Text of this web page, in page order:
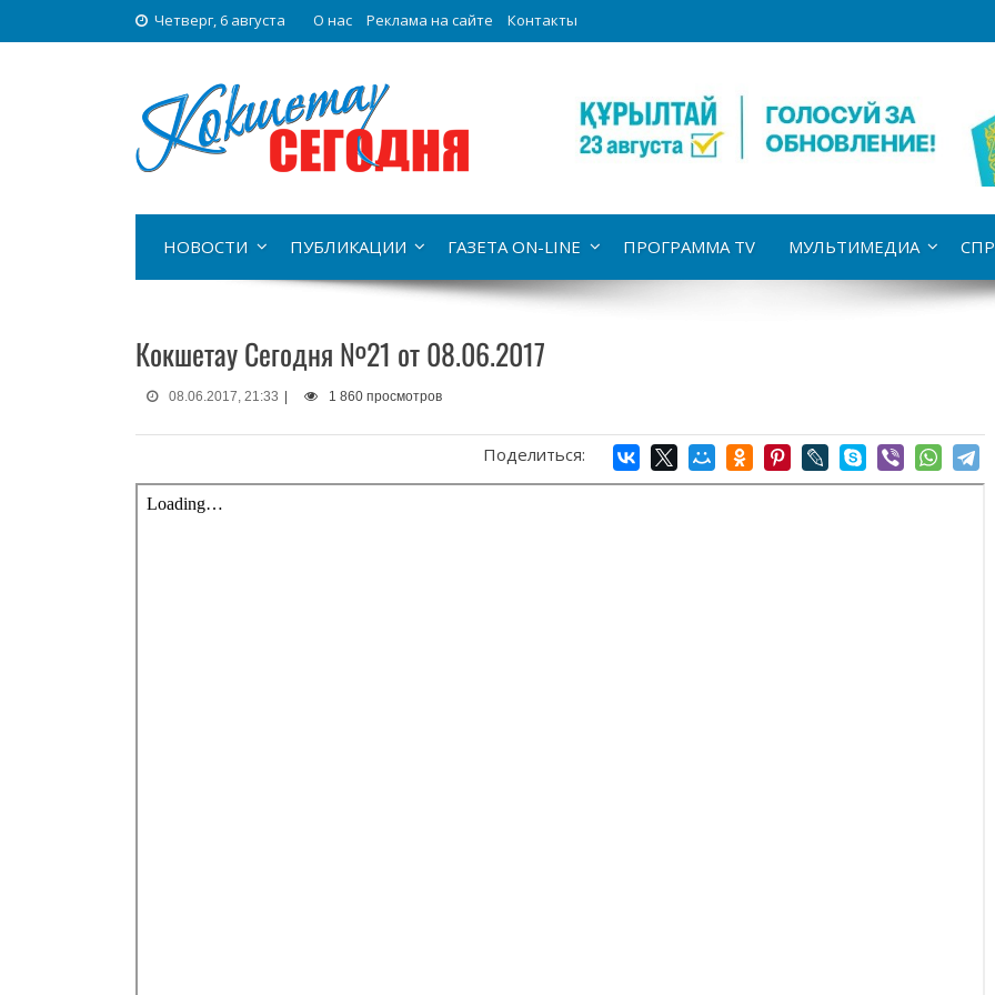
Четверг, 6 августа О нас Реклама на сайте Контакты
НОВОСТИ ПУБЛИКАЦИИ ГАЗЕТА ON-LINE ПРОГРАММА TV МУЛЬТИМЕДИА
Кокшетау Сегодня №21 от 08.06.2017
08.06.2017, 21:33 | 1 860 просмотров
Поделиться: